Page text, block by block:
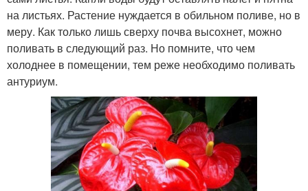
на листьях. Растение нуждается в обильном поливе, но в
меру. Как только лишь сверху почва высохнет, можно
поливать в следующий раз. Но помните, что чем
холоднее в помещении, тем реже необходимо поливать
антуриум.